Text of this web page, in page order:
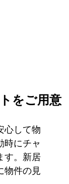
をご用意
心して物
時にチャ
す。新居
物件の見